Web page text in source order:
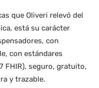
que Oliveri relevó del
está su carácter
con
con estándares
FHIR), seguro, gratuito,
y trazable.